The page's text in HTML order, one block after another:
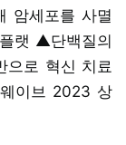
암세포를 사멸
랫 ▲단백질의
으로 혁신 치료
이브 2023 상